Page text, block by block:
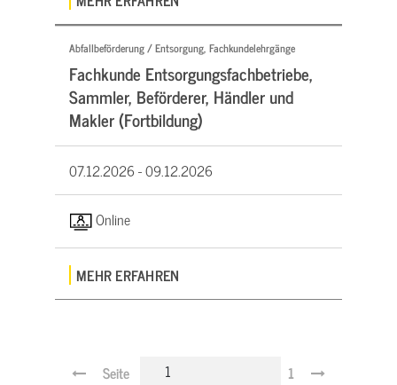
Abfallbeförderung / Entsorgung, Fachkundelehrgänge
Fachkunde Entsorgungsfachbetriebe,
Sammler, Beförderer, Händler und
Makler (Fortbildung)
07.12.2026 -09.12.2026
Online
MEHR ERFAHREN
Seite 1